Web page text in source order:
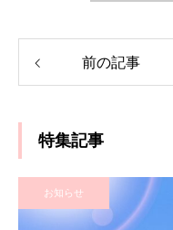
前の記事
特集記事
お知らせ